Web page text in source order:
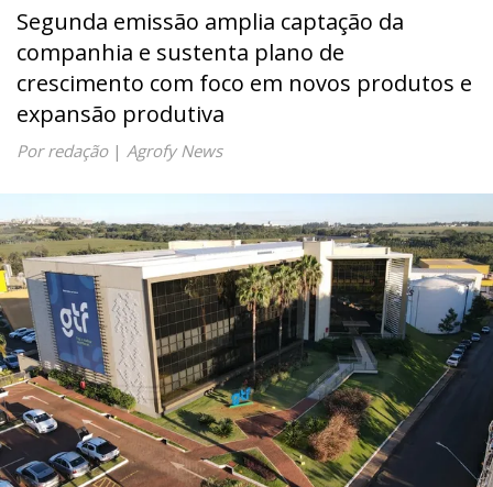
Segunda emissão amplia captação da
companhia e sustenta plano de
crescimento com foco em novos produtos e
expansão produtiva
Por redação| Agrofy News